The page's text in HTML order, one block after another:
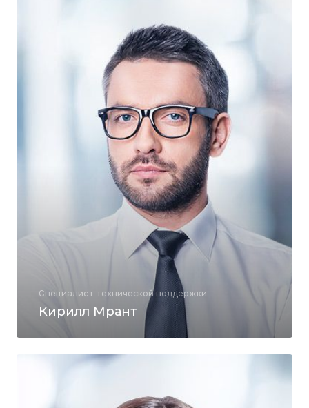
Специалист технической поддержки
Кирилл Мрант